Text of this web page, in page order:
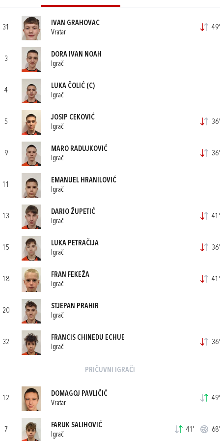
31
IVAN GRAHOVAC
Vratar
49'
3
DORA IVAN NOAH
Igrač
4
LUKA ČOLIĆ (C)
Igrač
5
JOSIP CEKOVIĆ
Igrač
36'
9
MARO RADUJKOVIĆ
Igrač
36'
11
EMANUEL HRANILOVIĆ
Igrač
13
DARIO ŽUPETIĆ
Igrač
41'
15
LUKA PETRAČIJA
Igrač
36'
18
FRAN FEKEŽA
Igrač
41'
20
STJEPAN PRAHIR
Igrač
32
FRANCIS CHINEDU ECHUE
Igrač
36'
PRIČUVNI IGRAČI
12
DOMAGOJ PAVLIČIĆ
Vratar
49'
7
FARUK SALIHOVIĆ
Igrač
41' 68'